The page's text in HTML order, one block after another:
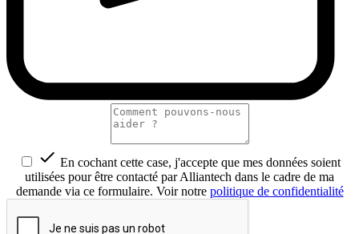
 En cochant cette case, j'accepte que mes données soient
utilisées pour être contacté par Alliantech dans le cadre de ma
demande via ce formulaire. Voir notre politique de confidentialité